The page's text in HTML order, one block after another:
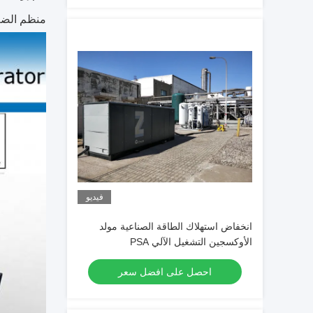
فيديو
انخفاض استهلاك الطاقة الصناعية مولد
الأوكسجين التشغيل الآلي PSA
احصل على افضل سعر
منظم